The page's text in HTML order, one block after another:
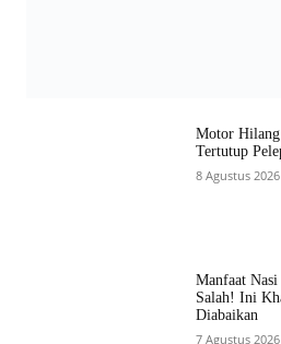
Motor
Tertutup
8 Agustus 2026
Manfaat Nasi
Salah! Ini
Diabaikan
7 Agustus 2026